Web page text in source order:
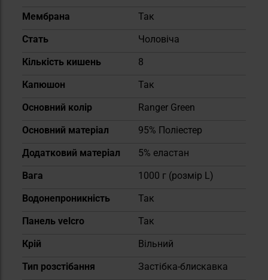
Мембрана
Так
Cтать
Чоловіча
Кількість кишень
8
Капюшон
Так
Основний колір
Ranger Green
Основний матеріал
95% Поліестер
Додатковий матеріал
5% еластан
Вага
1000 г (розмір L)
Водонепроникність
Так
Панель velcro
Так
Крій
Вільний
Тип розстібання
Застібка-блискавка